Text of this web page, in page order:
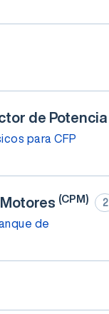
de Potencia
para CFP
(CPM) 2
de